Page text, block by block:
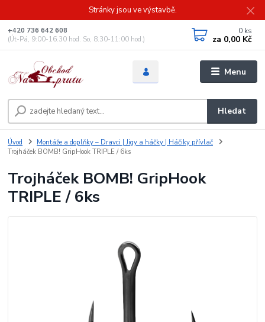
Stránky jsou ve výstavbě.
Menu
Hledat
+420 736 642 608
(Út-Pá, 9:00-16.30 hod. So, 8.30-11:00 hod.)
0 ks
za 0,00 Kč
Úvod
Montáže a doplňky – Dravci | Jigy a háčky | Háčiky přívlač
Trojháček BOMB! GripHook TRIPLE / 6ks
Trojháček BOMB! GripHook
TRIPLE / 6ks